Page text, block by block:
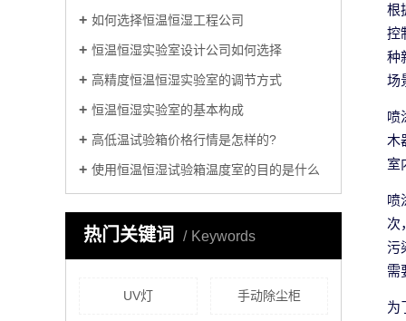
如何选择恒温恒湿工程公司
恒温恒湿实验室设计公司如何选择
高精度恒温恒湿实验室的调节方式
恒温恒湿实验室的基本构成
高低温试验箱价格行情是怎样的?
使用恒温恒湿试验箱温度室的目的是什么
热门关键词 Keywords
UV灯 手动除尘柜
根
控
种
场
喷
木
室
喷
次
污
需
为